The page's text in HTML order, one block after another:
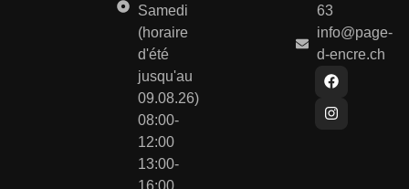
Samedi
(horaire
d'été
jusqu'au
09.08.26)
08:00-
12:00
13:00-
16:00
63
info@page-
d-encre.ch